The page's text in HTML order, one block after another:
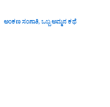
ಅಂಕಣ ಸಂಗಾತಿ,ಒಬ್ಬ ಅಮ್ಮನ ಕಥೆ